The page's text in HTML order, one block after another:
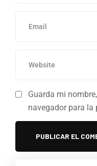
Guarda mi
navegador para la